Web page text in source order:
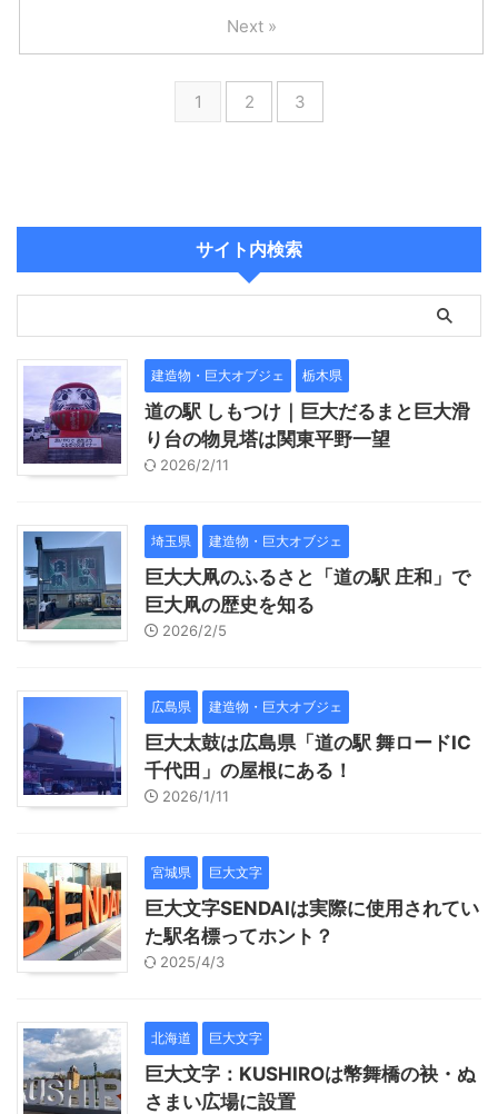
1 2 3
Next »
サイト内検索
建造物・巨大オブジェ 栃木県
道の駅 しもつけ｜巨大だるまと巨大滑
り台の物見塔は関東平野一望
2026/2/11
埼玉県 建造物・巨大オブジェ
巨大大凧のふるさと「道の駅 庄和」で
巨大凧の歴史を知る
2026/2/5
広島県 建造物・巨大オブジェ
巨大太鼓は広島県「道の駅 舞ロードIC
千代田」の屋根にある！
2026/1/11
宮城県 巨大文字
巨大文字SENDAIは実際に使用されてい
た駅名標ってホント？
2025/4/3
北海道 巨大文字
巨大文字：KUSHIROは幣舞橋の袂・ぬ
さまい広場に設置